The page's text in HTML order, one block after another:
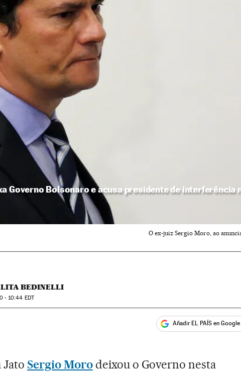
Governo Bolsonaro e acusa presidente de interferência
O ex-juiz Sergio Moro, ao
BEDINELLI
- 10:44 EDT
Redes Sociales Añadir EL PAÍS en Google
Jato Sergio Morodeixou o Governo nesta